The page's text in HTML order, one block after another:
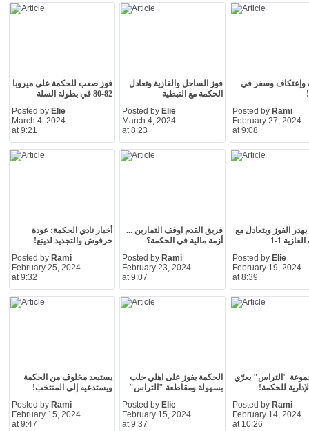
فوز صعب للحكمة على ميروبا
82-80 في بطولة السلة
Posted by Elie
March 4, 2024
at 9:21
فوز الساحل والغازية وتعادل
الحكمة مع النبطية
Posted by Elie
March 4, 2024
at 8:23
وإعتكاف وسفر في
Posted by Rami
February 27, 2024
at 9:08
أخبار نادي الحكمة: عودة
حرفوش والتجديد لدينغ!
Posted by Rami
February 25, 2024
at 9:32
فريق القدم اوقف التمارين ...
أزمة مالية في الحكمة؟
Posted by Rami
February 23, 2024
at 9:07
الفوز ويتعادل مع
1-1
Posted by Elie
February 19, 2024
at 8:39
يستبعد مخلوف من الحكمة
ويستدعيه إلى المنتخب!
Posted by Rami
February 15, 2024
at 9:47
الحكمة يفوز على اهلي حلب
بسهولة ومقاطعة "التراس"
Posted by Elie
February 15, 2024
at 9:37
"التراس" يعرّي
للحكمة!
Posted by Rami
February 14, 2024
at 10:26